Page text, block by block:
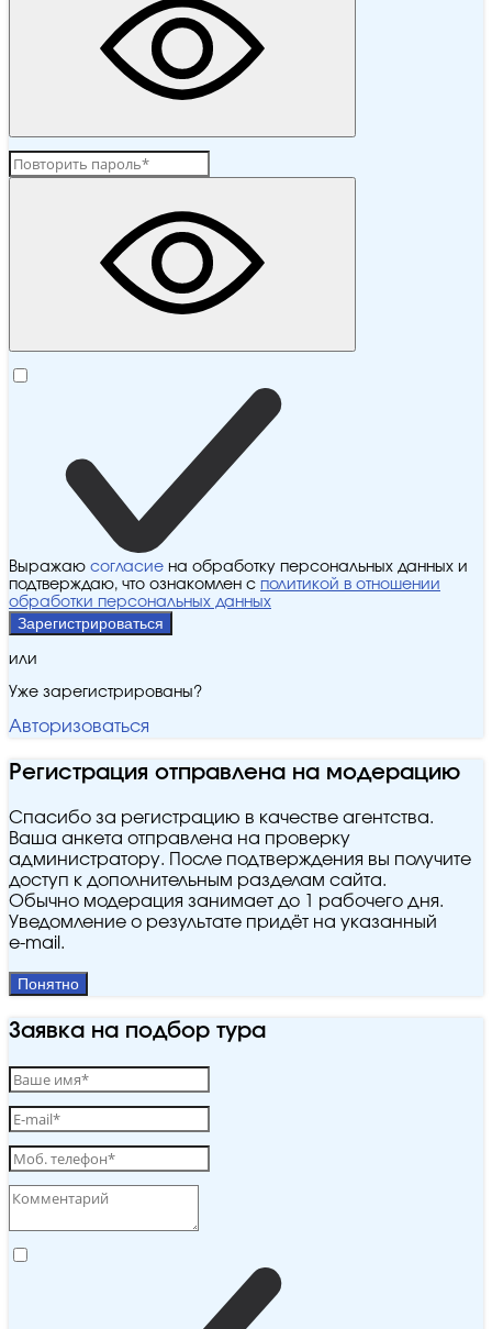
Выражаю согласие на обработку персональных данных и
подтверждаю, что ознакомлен с политикой в отношении
обработки персональных данных
Зарегистрироваться
или
Уже зарегистрированы?
Авторизоваться
Регистрация отправлена на модерацию
Спасибо за регистрацию в качестве агентства.
Ваша анкета отправлена на проверку
администратору. После подтверждения вы получите
доступ к дополнительным разделам сайта.
Обычно модерация занимает до 1 рабочего дня.
Уведомление о результате придёт на указанный
e‑mail.
Понятно
Заявка на подбор тура